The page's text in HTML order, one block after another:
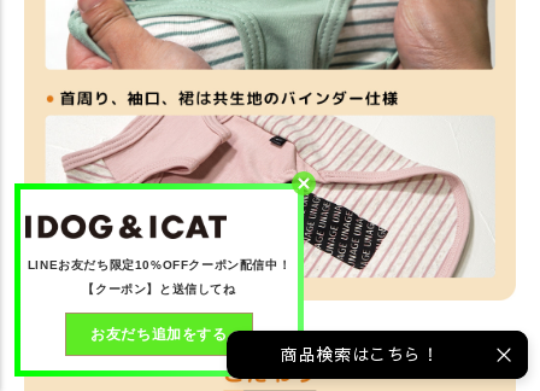
LINEお友だち限定10%OFFクーポン配信中！
【クーポン】と送信してね
お友だち追加をする
商品検索はこちら！